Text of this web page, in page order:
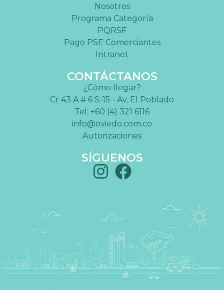
Nosotros
Programa Categoría
PQRSF
Pago PSE Comerciantes
Intranet
CONTÁCTANOS
¿Cómo llegar?
Cr 43 A # 6 S-15 - Av. El Poblado
Tel: +60 (4) 321 6116
info@oviedo.com.co
Autorizaciones
SÍGUENOS